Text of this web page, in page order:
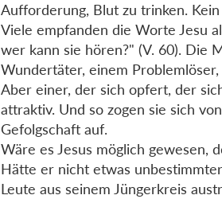
Aufforderung, Blut zu trinken.
Viele empfanden die Worte Jesu
wer kann sie hören?" (V. 60). Die
Wundertäter, einem
Aber einer, der sich opfert, der
attraktiv. Und so zogen sie sich
Gefolgschaft auf.
Wäre es Jesus möglich gewesen,
Hätte er nicht etwas
Leute aus seinem Jüngerkreis